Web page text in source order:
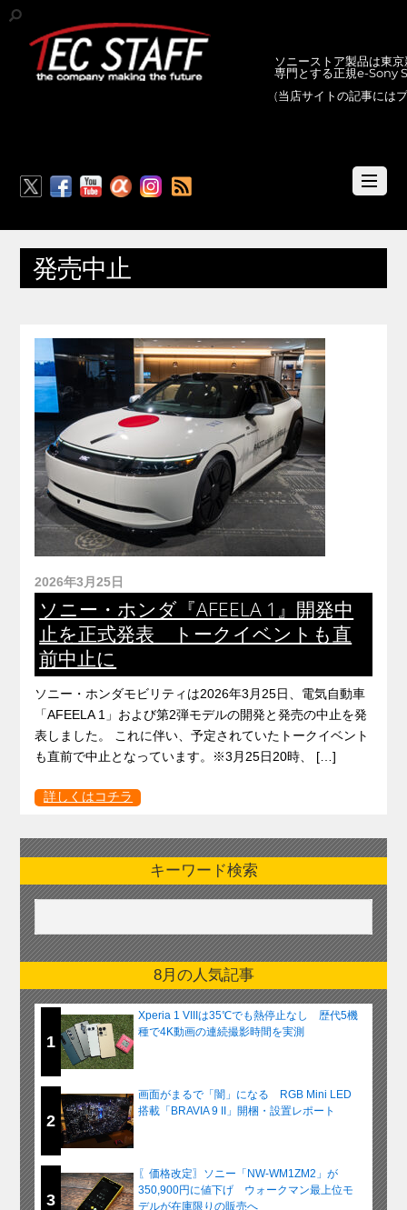
ソニーストア製品は東
専門とする正規e-Sony
(当店サイトの記事には
発売中止
2026年3月25日
ソニー・ホンダ『AFEELA 1』開発中
止を正式発表 トークイベントも直
前中止に
ソニー・ホンダモビリティは2026年3月25日、電気自動車
「AFEELA 1」および第2弾モデルの開発と発売の中止を発
表しました。 これに伴い、予定されていたトークイベント
も直前で中止となっています。※3月25日20時、 […]
詳しくはコチラ
キーワード検索
8月の人気記事
1
Xperia 1 VIIIは35℃でも熱停止なし 歴代5機
種で4K動画の連続撮影時間を実測
2
画面がまるで「闇」になる RGB Mini LED
搭載「BRAVIA 9 II」開梱・設置レポート
3
〖価格改定〗ソニー「NW-WM1ZM2」が
350,900円に値下げ ウォークマン最上位モ
デルが在庫限りの販売へ